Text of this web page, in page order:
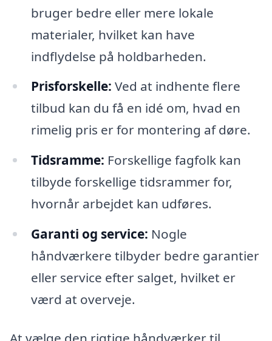
bruger bedre eller mere lokale
materialer, hvilket kan have
indflydelse på holdbarheden.
Prisforskelle: Ved at indhente flere
tilbud kan du få en idé om, hvad en
rimelig pris er for montering af døre.
Tidsramme: Forskellige fagfolk kan
tilbyde forskellige tidsrammer for,
hvornår arbejdet kan udføres.
Garanti og service: Nogle
håndværkere tilbyder bedre garantier
eller service efter salget, hvilket er
værd at overveje.